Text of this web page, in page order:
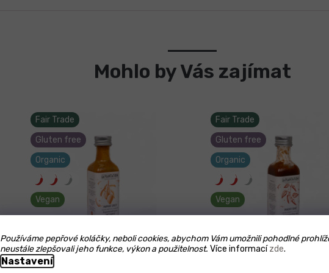
Používáme pepřové koláčky, neboli cookies, abychom Vám umožnili pohodlné
neustále zlepšovali jeho funkce, výkon a použitelnost. Více informacízde.
Nastavení
Mohlo by Vás zajímat
Fair Trade
Gluten free
Organic
Vegan
Spicy Mango - originální chilli
Fair Trade
Gluten free
Organic
Vegan